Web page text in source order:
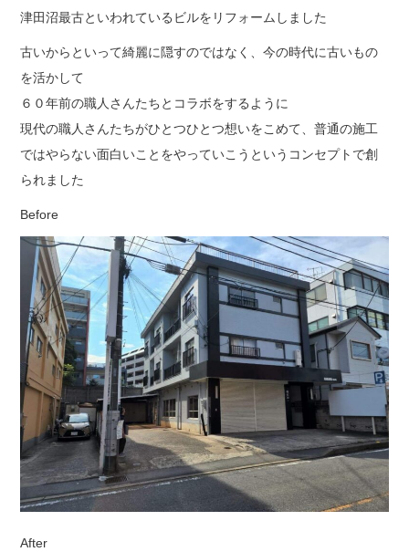
津田沼最古といわれているビルをリフォームしました
古いからといって綺麗に隠すのではなく、今の時代に古いもの
を活かして
６０年前の職人さんたちとコラボをするように
現代の職人さんたちがひとつひとつ想いをこめて、普通の施工
ではやらない面白いことをやっていこうというコンセプトで創
られました
Before
After